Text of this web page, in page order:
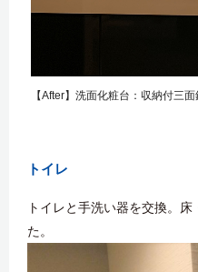
【After】洗面化粧台：収納付三面
トイレ
トイレと手洗い器を交換。
た。